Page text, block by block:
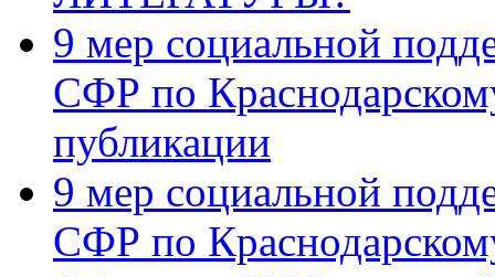
9 мер социальной
СФР по
публикации
9 мер социальной
СФР по